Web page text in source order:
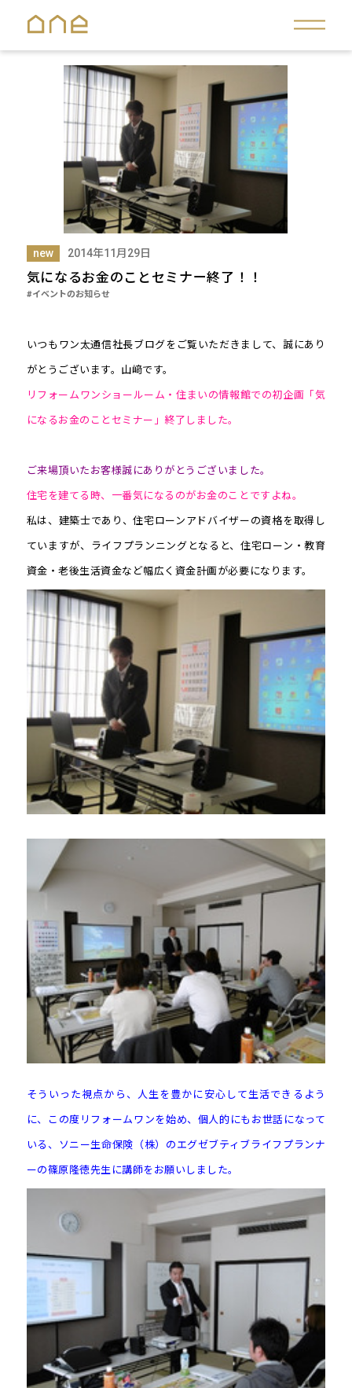
new 2014年11月29日
気になるお金のことセミナー終了！！
#イベントのお知らせ
いつもワン太通信社長ブログをご覧いただきまして、誠にあり
がとうございます。山﨑です。
リフォームワンショールーム・住まいの情報館での初企画「気
になるお金のことセミナー」終了しました。
ご来場頂いたお客様誠にありがとうございました。
住宅を建てる時、一番気になるのがお金のことですよね。
私は、建築士であり、住宅ローンアドバイザーの資格を取得し
ていますが、ライフプランニングとなると、住宅ローン・教育
資金・老後生活資金など幅広く資金計画が必要になります。
そういった視点から、人生を豊かに安心して生活できるよう
に、この度リフォームワンを始め、個人的にもお世話になって
いる、ソニー生命保険（株）のエグゼブティブライフプランナ
ーの篠原隆徳先生に講師をお願いしました。